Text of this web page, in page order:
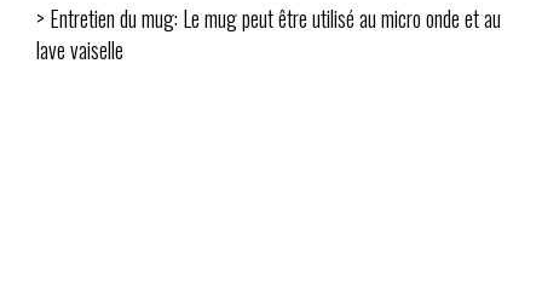
> Entretien du mug: Le mug peut être utilisé au micro onde et au
lave vaiselle